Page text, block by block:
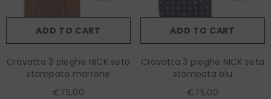
ADD TO CART
Cravatta 3 pieghe NICK seta
stampata marrone
€75,00
ADD TO CART
Cravatta 3 pieghe NICK seta
stampata blu
€75,00